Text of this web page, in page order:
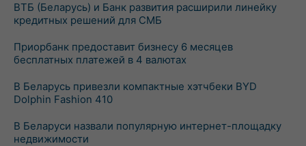
ВТБ (Беларусь) и Банк развития расширили линейку
кредитных решений для СМБ
Приорбанк предоставит бизнесу 6 месяцев
бесплатных платежей в 4 валютах
В Беларусь привезли компактные хэтчбеки BYD
Dolphin Fashion 410
В Беларуси назвали популярную интернет-площадку
недвижимости